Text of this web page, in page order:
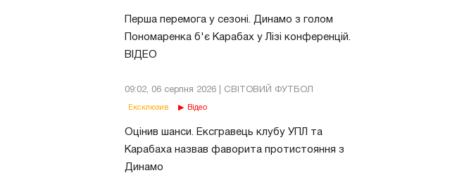
Перша перемога у сезоні. Динамо з голом
Пономаренка б'є Карабах у Лізі конференцій.
ВІДЕО
09:02, 06 серпня 2026 | СВІТОВИЙ ФУТБОЛ
Ексклюзив Відео
Оцінив шанси. Ексгравець клубу УПЛ та
Карабаха назвав фаворита протистояння з
Динамо